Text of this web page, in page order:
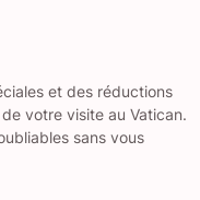
et des réductions
votre visite au Vatican.
sans vous